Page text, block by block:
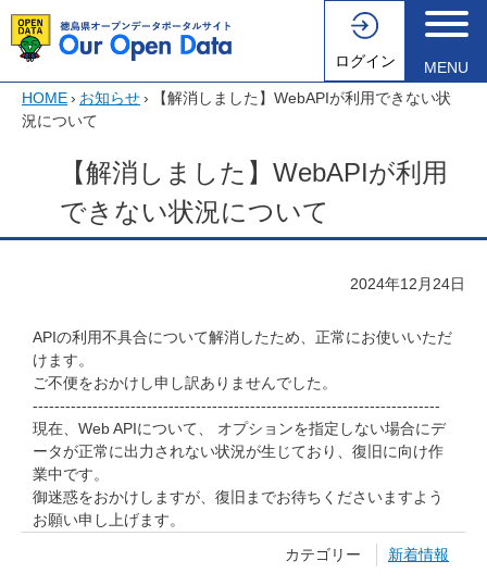
ログイン
MENU
HOME› お知らせ›
【解消しました】WebAPIが利用できない状
況について
【解消しました】WebAPIが利用
できない状況について
2024年12月24日
APIの利用不具合について解消したため、正常にお使いいただ
けます。
ご不便をおかけし申し訳ありませんでした。
---------------------------------------------------------------------------
現在、Web APIについて、 オプションを指定しない場合にデ
ータが正常に出力されない状況が生じており、復旧に向け作
業中です。
御迷惑をおかけしますが、復旧までお待ちくださいますよう
お願い申し上げます。
カテゴリー
新着情報